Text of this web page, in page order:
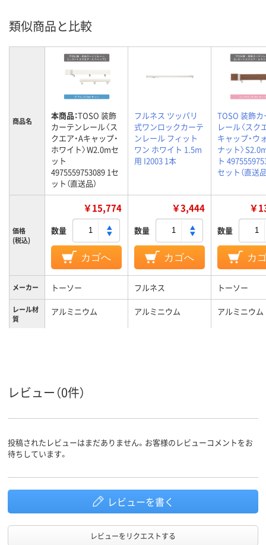
類似商品と比較
商品名 本商品：TOSO 装飾
カーテンレール〈ス
クエア・Aキャップ・
ホワイト〉W2.0mセ
ット
4975559753089 1セ
ット（直送品）
フルネス ツッパリ
式ワンロックカーテ
ンレール フィット
ワン ホワイト 1.5m
用 I2003 1本
TOSO 装飾
レール〈スク
キャップ・ウ
ナット〉
ト
セット（直送品
価格
(税込)
￥15,774
数量
カゴへ
￥3,444
数量
カゴへ
￥
数量
カ
メーカー トーソー フルネス トーソー
レール材
質
アルミニウム アルミニウム アルミニウム
レビュー（0件）
投稿されたレビューはまだありません。お客様のレビューコメントをお
待ちしています。
レビューを書く
レビューをリクエストする